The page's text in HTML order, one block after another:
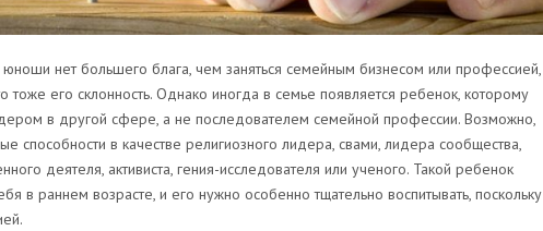
нет большего блага, чем заняться семейным бизнесом или профессией,
тоже его склонность. Однако иногда в семье появляется ребенок, которому
в другой сфере, а не последователем семейной профессии. Возможно,
способности в качестве религиозного лидера, свами, лидера сообщества,
деятеля, активиста, гения-исследователя или ученого. Такой ребенок
в раннем возрасте, и его нужно особенно тщательно воспитывать, поскольку